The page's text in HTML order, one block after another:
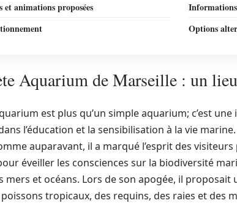
et animations proposées
Options
Aquarium de Marseille : un
est plus qu’un simple aquarium; c’est
l’éducation et la sensibilisation à la vie
auparavant, il a marqué l’esprit des
éveiller les consciences sur la biodiversité
mers et océans. Lors de son apogée, il proposait
tropicaux, des requins, des raies et des